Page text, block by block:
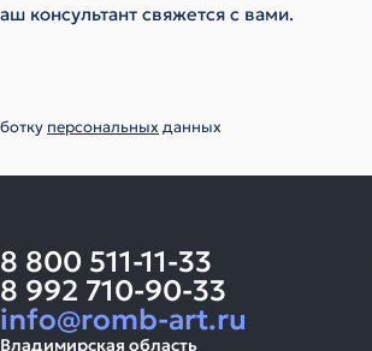
консультант свяжется с вами.
персональныхданных
8 800 511-11-33
8 992 710-90-33
info@romb-art.ru
Владимирская область